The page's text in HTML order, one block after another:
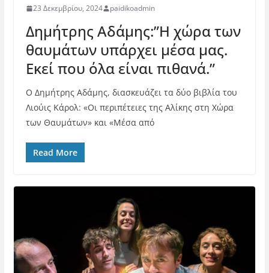
23 Δεκεμβρίου, 2024 paidikoadmin
Δημήτρης Αδάμης:”Η χώρα των
θαυμάτων υπάρχει μέσα μας.
Εκεί που όλα είναι πιθανά.”
Ο Δημήτρης Αδάμης, διασκευάζει τα δύο βιβλία του
Λιούις Κάρολ: «Οι περιπέτειες της Αλίκης στη Χώρα
των Θαυμάτων» και «Μέσα από
Read More